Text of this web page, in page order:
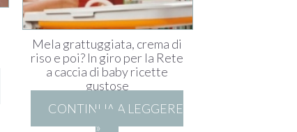
Mela grattuggiata, crema di
riso e poi? In giro per la Rete
a caccia di baby ricette
gustose
CONTINUA A LEGGERE
»